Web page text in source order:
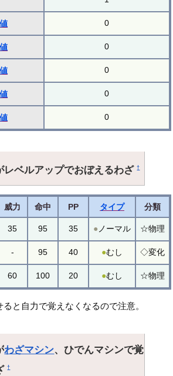
0
0
0
0
0
レベルアップでおぼえるわざ†
威力 命中 PP タイプ 分類
35 95 35 ● ノーマル ☆物理
- 95 40 ●むし ◇変化
60 100 20 ●むし ☆物理
と自力で覚えなくなるので注意。
わざマシン、ひでんマシンで覚
†